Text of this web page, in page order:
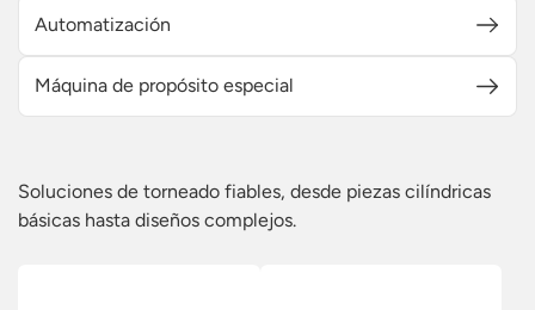
Automatización
Máquina de propósito especial
Soluciones de torneado fiables, desde piezas cilíndricas
básicas hasta diseños complejos.